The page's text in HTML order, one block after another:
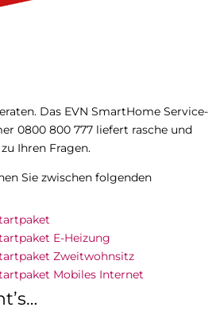
Das EVN SmartHome Service-
0800 800 777 liefert rasche und
Ihren Fragen.
Sie zwischen folgenden
E-Heizung
Zweitwohnsitz
Mobiles Internet